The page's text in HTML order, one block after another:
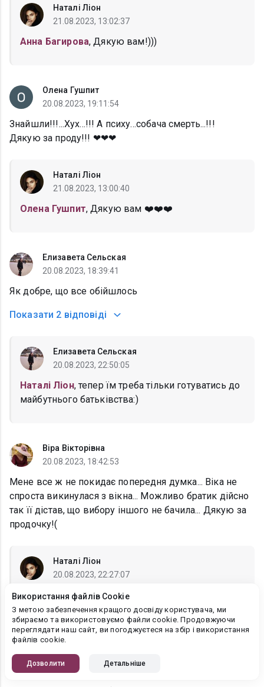
Наталі Ліон
21.08.2023, 13:02:37
Анна Багирова, Дякую вам!)))
Олена Гушпит
20.08.2023, 19:11:54
Знайшли!!!...Хух...!!! А психу...собача смерть...!!!
Дякую за проду!!! ❤❤❤
Наталі Ліон
21.08.2023, 13:00:40
Олена Гушпит, Дякую вам ❤️❤️❤️
Елизавета Сельская
20.08.2023, 18:39:41
Як добре, що все обійшлось
Показати 2 відповіді
Елизавета Сельская
20.08.2023, 22:50:05
Наталі Ліон, тепер їм треба тільки готуватись до
майбутнього батьківства:)
Віра Вікторівна
20.08.2023, 18:42:53
Мене все ж не покидає попередня думка... Віка не
спроста викинулася з вікна... Можливо братик дійсно
так її дістав, що вибору іншого не бачила... Дякую за
продочку!(
Наталі Ліон
20.08.2023, 22:27:07
Вера, Про це ми вже не дізнаємось) Але, щось
там було) Дякую!)))
Наталі Ліон
20.08.2023, 18:24:21
Використання файлів Cookie
З метою забезпечення кращого досвіду користувача, ми
збираємо та використовуємо файли cookie. Продовжуючи
переглядати наш сайт, ви погоджуєтеся на збір і використання
файлів cookie.
Дозволити Детальніше